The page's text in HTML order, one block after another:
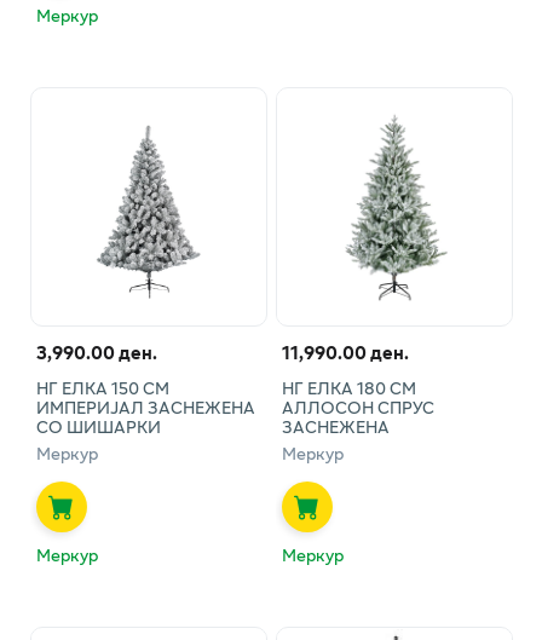
Меркур
3,990.00 ден.
НГ ЕЛКА 150 СМ
ИМПЕРИЈАЛ ЗАСНЕЖЕНА
СО ШИШАРКИ
Меркур
Меркур
11,990.00 ден.
НГ ЕЛКА 180 СМ
АЛЛОСОН СПРУС
ЗАСНЕЖЕНА
Меркур
Меркур